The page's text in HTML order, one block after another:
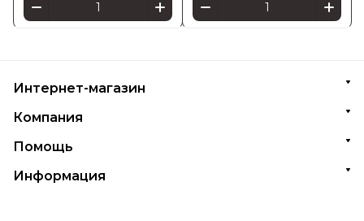
Интернет-магазин
Компания
Помощь
Информация